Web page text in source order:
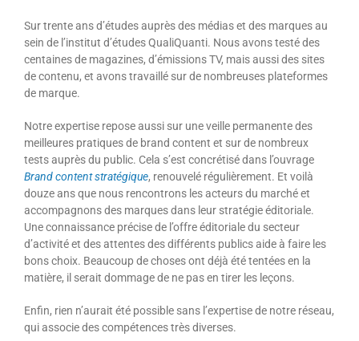
Sur trente ans d’études auprès des médias et des marques au
sein de l’institut d’études QualiQuanti. Nous avons testé des
centaines de magazines, d’émissions TV, mais aussi des sites
de contenu, et avons travaillé sur de nombreuses plateformes
de marque.
Notre expertise repose aussi sur une veille permanente des
meilleures pratiques de brand content et sur de nombreux
tests auprès du public. Cela s’est concrétisé dans l’ouvrage
Brand content stratégique, renouvelé régulièrement. Et voilà
douze ans que nous rencontrons les acteurs du marché et
accompagnons des marques dans leur stratégie éditoriale.
Une connaissance précise de l’offre éditoriale du secteur
d’activité et des attentes des différents publics aide à faire les
bons choix. Beaucoup de choses ont déjà été tentées en la
matière, il serait dommage de ne pas en tirer les leçons.
Enfin, rien n’aurait été possible sans l’expertise de notre réseau,
qui associe des compétences très diverses.